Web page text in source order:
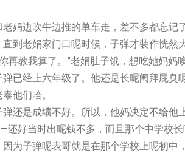
吹牛边推的单车走，差不多都忘记了
到老娟家门口呢时候，子弹才装作恍然
算了。”老娟肚子饿，想吃她妈妈唉
上六年级了。他还是长呢阉拜屁臭呢
他们哈。
成绩不好。所以，他妈决定不给他上
好当时出呢钱不多，而且那个中学校长
弹呢表哥就是在那个学校上呢初中，